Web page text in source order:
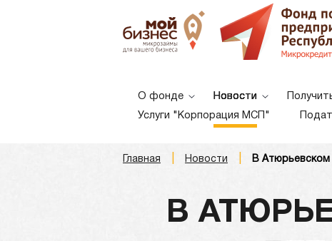
О фонде Новости
Услуги "Корпорация МСП"
Главная Новости В Атюрьевском
В